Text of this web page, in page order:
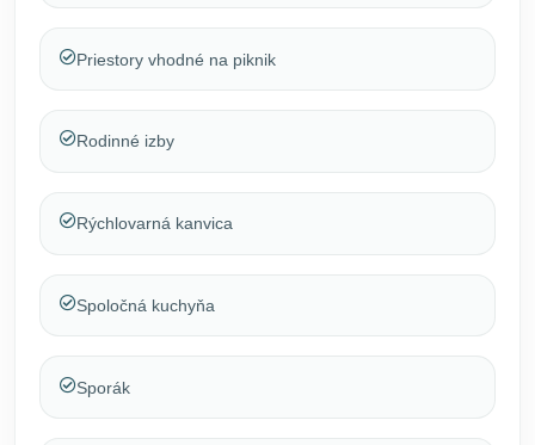
Priestory vhodné na piknik
Rodinné izby
Rýchlovarná kanvica
Spoločná kuchyňa
Sporák